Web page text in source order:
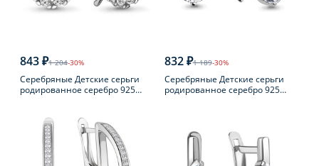
843 ₽1 204-30%
Серебряные Детские серьги
родированное серебро 925
832 ₽1 189-30%
Серебряные Детские серьги
родированное серебро 925